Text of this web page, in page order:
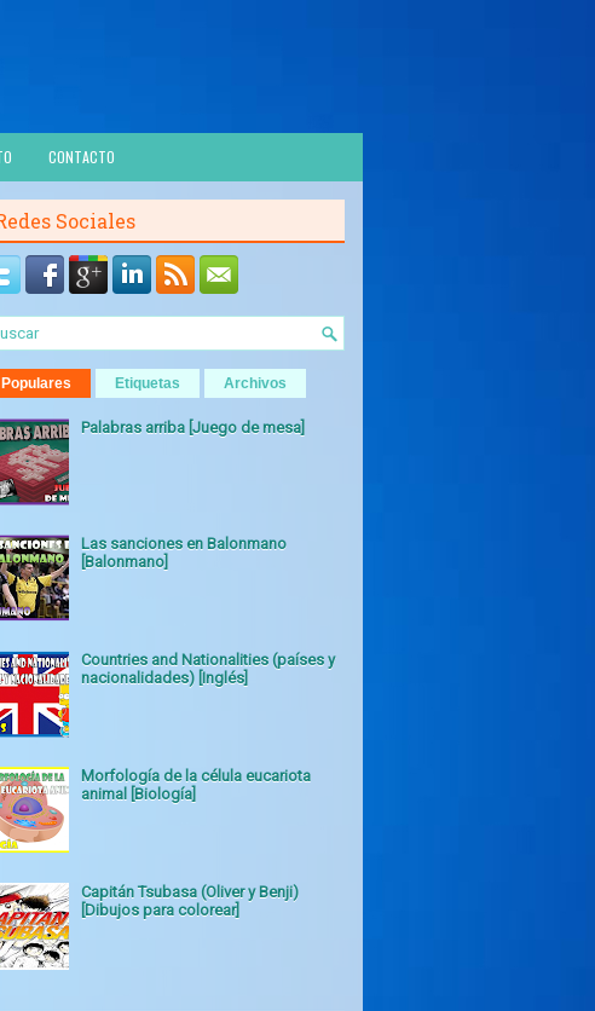
CONTACTO
Sociales
Populares Etiquetas Archivos
Palabras arriba [Juego de mesa]
Las sanciones en Balonmano
[Balonmano]
Countries and Nationalities (países y
nacionalidades) [Inglés]
Morfología de la célula eucariota
animal [Biología]
Capitán Tsubasa (Oliver y Benji)
[Dibujos para colorear]